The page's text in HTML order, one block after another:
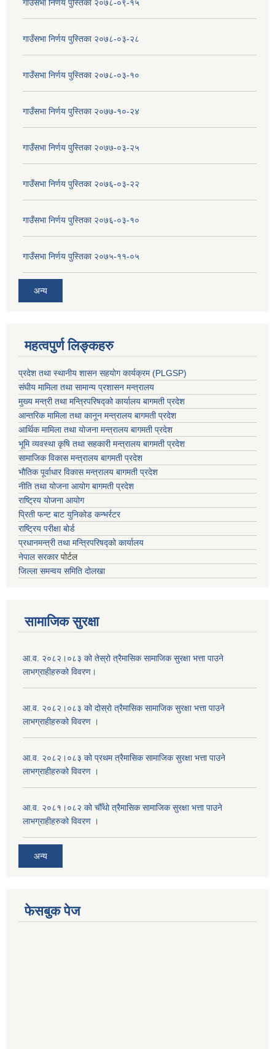
गाउँसभा निर्णय पुस्तिका २०७८-०९-१५
गाउँसभा निर्णय पुस्तिका २०७८-०३-२८
गाउँसभा निर्णय पुस्तिका २०७८-०३-१०
गाउँसभा निर्णय पुस्तिका २०७७-१०-२४
गाउँसभा निर्णय पुस्तिका २०७७-०३-२५
गाउँसभा निर्णय पुस्तिका २०७६-०३-२२
गाउँसभा निर्णय पुस्तिका २०७६-०३-१०
गाउँसभा निर्णय पुस्तिका २०७५-११-०५
अन्य
महत्वपुर्ण लिङ्कहरु
प्रदेश तथा स्थानीय शासन सहयाेग कार्यक्रम (PLGSP)
संघीय मामिला तथा सामान्य प्रशासन मन्त्रालय
मुख्य मन्त्री तथा मन्त्रिपरिषद्को कार्यालय बागमती प्रदेश
आन्तरिक मामिला तथा कानून मन्त्रालय बागमती प्रदेश
आर्थिक मामिला तथा योजना मन्त्रालय बागमती प्रदेश
भूमि व्यवस्था कृषि तथा सहकारी मन्त्रालय बागमती प्रदेश
सामाजिक विकास मन्त्रालय बागमती प्रदेश
भौतिक पूर्वाधार विकास मन्त्रालय बागमती प्रदेश
नीति तथा योजना आयोग बागमती प्रदेश
राष्ट्रिय योजना आयोग
प्रिती फन्ट बाट युनिकोड कन्भर्रटर
राष्ट्रिय परीक्षा बोर्ड
प्रधानमन्त्री तथा मन्त्रिपरिषद्को कार्यालय
नेपाल सरकारपोर्टल
जिल्ला समन्वय समिति दोलखा
सामाजिक सुरक्षा
आ.व. २०८२।०८३ को तेस्रो त्रैमासिक सामाजिक सुरक्षा भत्ता पाउने
लाभग्राहीहरुको विवरण।
आ.व. २०८२।०८३ को दोस्रो त्रैमासिक सामाजिक सुरक्षा भत्ता पाउने
लाभग्राहीहरुको विवरण ।
आ.व. २०८२।०८३ को प्रथम त्रैमासिक सामाजिक सुरक्षा भत्ता पाउने
लाभग्राहीहरुको विवरण ।
आ.व. २०८१।०८२ को चौँथो त्रैमासिक सामाजिक सुरक्षा भत्ता पाउने
लाभग्राहीहरुको विवरण ।
अन्य
फेसबुक पेज